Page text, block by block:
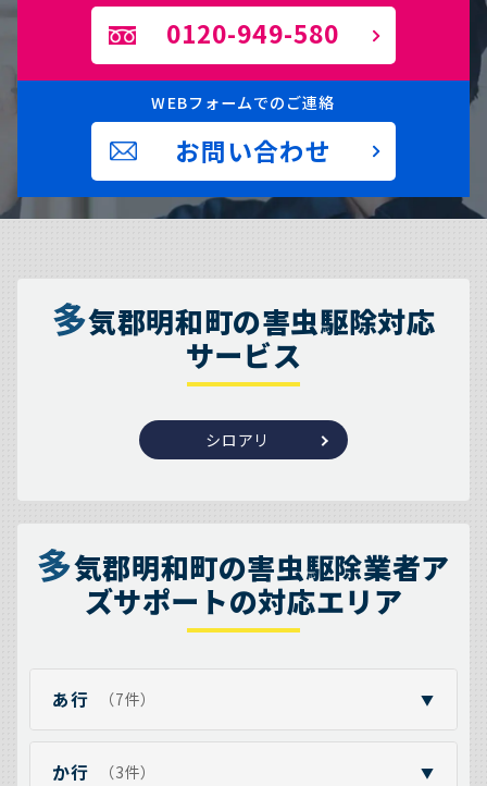
0120-949-580
WEBフォームでのご連絡
お問い合わせ
多気郡明和町の害虫駆除対応
サービス
シロアリ
多気郡明和町の害虫駆除業者ア
ズサポートの対応エリア
あ行 （7件） ▼
か行 （3件） ▼